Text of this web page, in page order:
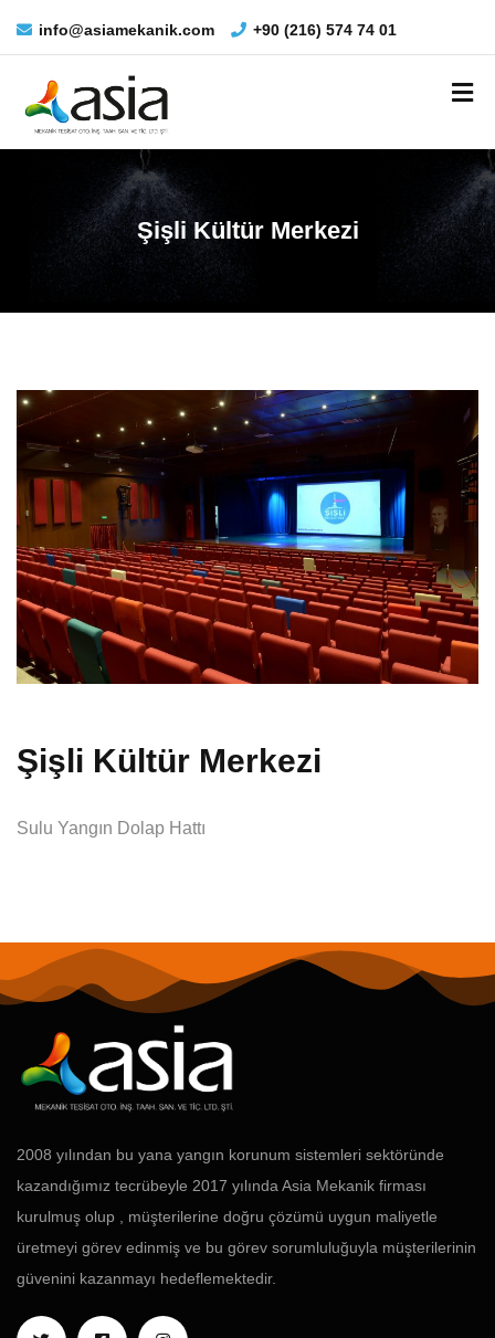
info@asiamekanik.com +90 (216) 574 74 01
Şişli Kültür Merkezi
Şişli Kültür Merkezi
Sulu Yangın Dolap Hattı
2008 yılından bu yana yangın korunum sistemleri sektöründe
kazandığımız tecrübeyle 2017 yılında Asia Mekanik firması
kurulmuş olup , müşterilerine doğru çözümü uygun maliyetle
üretmeyi görev edinmiş ve bu görev sorumluluğuyla müşterilerinin
güvenini kazanmayı hedeflemektedir.